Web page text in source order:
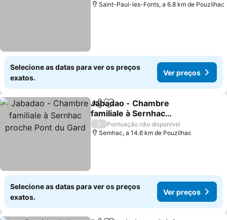
Saint-Paul-les-Fonts, a 6.8 km de Pouzilhac
Selecione as datas para ver os preços
exatos.
Ver preços
PartilharAdicionar aos favoritos
Jabadao - Chambre
familiale à Sernhac
proche Pont du Gard
/
Pontuação não disponível
Sernhac, a 14.6 km de Pouzilhac
Selecione as datas para ver os preços
exatos.
Ver preços